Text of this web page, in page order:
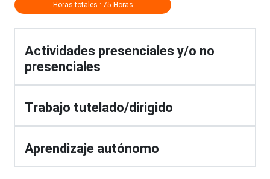
Horas totales : 75 Horas
Actividades presenciales y/o no
presenciales
Trabajo tutelado/dirigido
Aprendizaje autónomo